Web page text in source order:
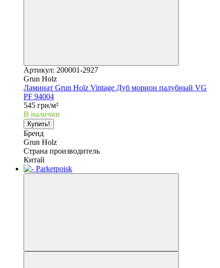
Артикул: 200001-2927
Grun Holz
Ламинат Grun Holz Vintage Дуб морион палубный VG
PF 94004
545 грн/м²
В наличии
Купить!
Бренд
Grun Holz
Страна производитель
Китай